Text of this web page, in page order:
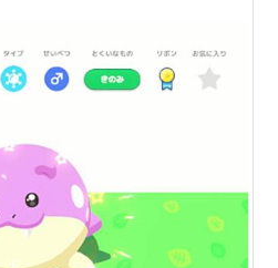
ゅう1・りくじょう
シ→ トドグラー(Lv.32)→トド
リスト::ポケモン